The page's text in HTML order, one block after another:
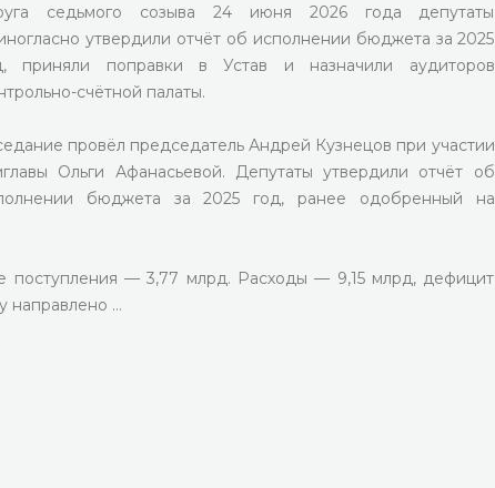
седьмого созыва 24 июня 2026 года депутаты
утвердили отчёт об исполнении бюджета за 2025
приняли поправки в Устав и назначили аудиторов
счётной палаты.
провёл председатель Андрей Кузнецов при участии
Ольги Афанасьевой. Депутаты утвердили отчёт об
бюджета за 2025 год, ранее одобренный на
поступления — 3,77 млрд. Расходы — 9,15 млрд, дефицит
направлено …